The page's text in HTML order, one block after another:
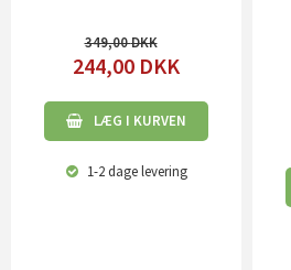
349,00
244,00 DKK
LÆG I KURVEN
1-2 dagelevering